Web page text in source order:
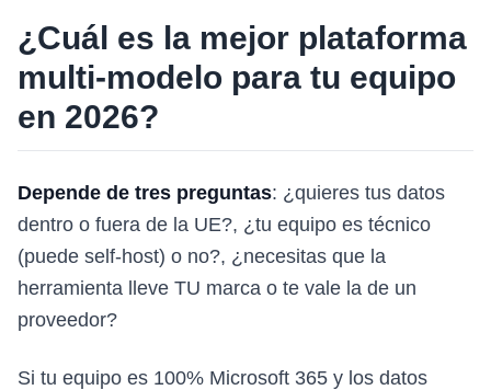
¿Cuál es la mejor plataforma
multi-modelo para tu equipo
en 2026?
Depende de tres preguntas: ¿quieres tus datos
dentro o fuera de la UE?, ¿tu equipo es técnico
(puede self-host) o no?, ¿necesitas que la
herramienta lleve TU marca o te vale la de un
proveedor?
Si tu equipo es 100% Microsoft 365 y los datos